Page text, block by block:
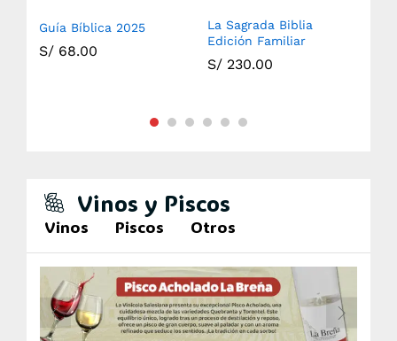
Guía Bíblica 2025
S/ 68.00
La Sagrada Biblia
Edición Familiar
S/ 230.00
Vinos y Piscos
Vinos Piscos Otros